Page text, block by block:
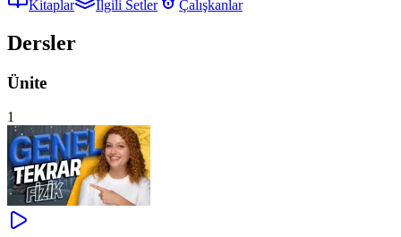
Kitaplar
İlgili Setler Çalışkanlar
Dersler
Ünite
1